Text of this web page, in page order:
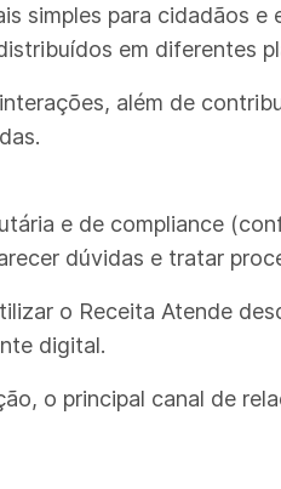
simples para cidadãos e
em diferentes
além de
e de compliance
dúvidas e tratar
o Receita Atende
digital.
o principal canal de